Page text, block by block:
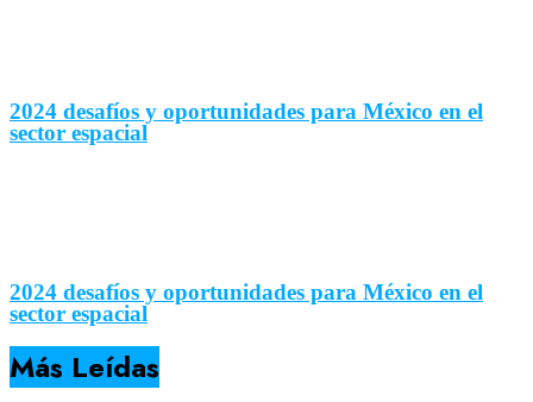
2024 desafíos y oportunidades para México en el
sector espacial
2024 desafíos y oportunidades para México en el
sector espacial
Más Leídas